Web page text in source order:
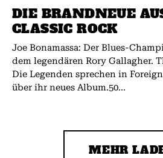
DIE BRANDNEUE
CLASSIC ROCK
Joe Bonamassa: Der Blues-
dem legendären Rory Gallagher. The Rolling Stones:
Die Legenden sprechen in
über ihr neues Album.50...
MEHR